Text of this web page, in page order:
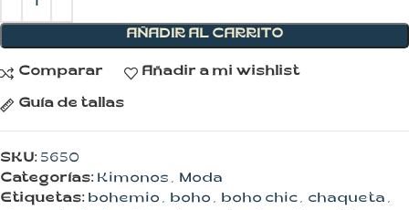
AÑADIR AL CARRITO
Comparar Añadir a mi wishlist
Guía de tallas
SKU: 5650
Categorías: Kimonos , Moda
Etiquetas: bohemio , boho , boho chic, chaqueta ,